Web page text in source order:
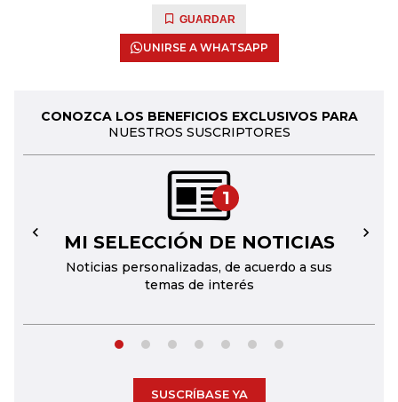
GUARDAR
UNIRSE A WHATSAPP
CONOZCA LOS BENEFICIOS EXCLUSIVOS PARA
NUESTROS SUSCRIPTORES
1
MI SELECCIÓN DE NOTICIAS
Noticias personalizadas, de acuerdo a sus
temas de interés
← →
SUSCRÍBASE YA